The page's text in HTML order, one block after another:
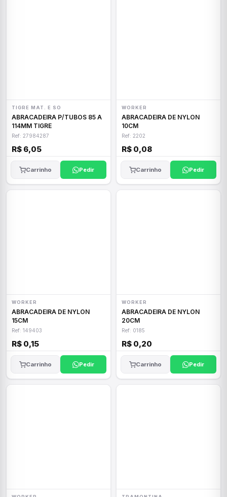
TIGRE MAT. E SO
ABRACADEIRA P/TUBOS 85 A
114MM TIGRE
Ref: 27984287
R$ 6,05
Carrinho Pedir
WORKER
ABRACADEIRA DE NYLON
10CM
Ref: 2202
R$ 0,08
Carrinho Pedir
WORKER
ABRACADEIRA DE NYLON
15CM
Ref: 149403
R$ 0,15
Carrinho Pedir
WORKER
ABRACADEIRA DE NYLON
20CM
Ref: 0185
R$ 0,20
Carrinho Pedir